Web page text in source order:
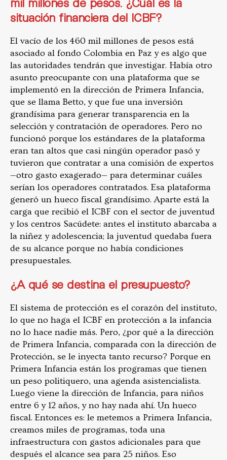
situación financiera del ICBF?
El vacío de los 460 mil millones de pesos está
asociado al fondo Colombia en Paz y es algo que
las autoridades tendrán que investigar. Había otro
asunto preocupante con una plataforma que se
implementó en la dirección de Primera Infancia,
que se llama Betto, y que fue una inversión
grandísima para generar transparencia en la
selección y contratación de operadores. Pero no
funcionó porque los estándares de la plataforma
eran tan altos que casi ningún operador pasó y
tuvieron que contratar a una comisión de expertos
—otro gasto exagerado— para determinar cuáles
serían los operadores contratados. Esa plataforma
generó un hueco fiscal grandísimo. Aparte está la
carga que recibió el ICBF con el sector de juventud
y los centros Sacúdete: antes el instituto abarcaba a
la niñez y adolescencia; la juventud quedaba fuera
de su alcance porque no había condiciones
presupuestales.
¿A qué se destina el presupuesto?
El sistema de protección es el corazón del instituto,
lo que no haga el ICBF en protección a la infancia
no lo hace nadie más. Pero, ¿por qué a la dirección
de Primera Infancia, comparada con la dirección de
Protección, se le inyecta tanto recurso? Porque en
Primera Infancia están los programas que tienen
un peso politiquero, una agenda asistencialista.
Luego viene la dirección de Infancia, para niños
entre 6 y 12 años, y no hay nada ahí. Un hueco
fiscal. Entonces es: le metemos a Primera Infancia,
creamos miles de programas, toda una
infraestructura con gastos adicionales para que
después el alcance sea para 25 niños. Eso